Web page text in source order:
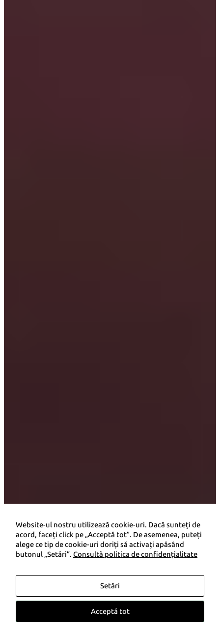
Promoție până la
Preț de la
27.819 €
Solicită ofertă
Website-ul nostru utilizează cookie-uri. Dacă sunteți de
acord, faceți click pe „Acceptă tot”. De asemenea, puteți
alege ce tip de cookie-uri doriți să activați apăsând
butonul „Setări”. Consultă politica de confidențialitate
Setări
Acceptă tot